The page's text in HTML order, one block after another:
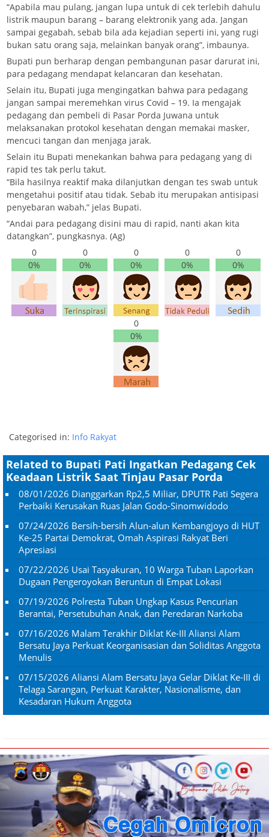
“Apabila mau pulang, jangan lupa untuk di cek terlebih dahulu
listrik maupun barang – barang elektronik yang ada. Jangan
sampai gegabah, sebab bila ada kejadian seperti ini, yang rugi
bukan satu orang saja, melainkan banyak orang”, imbaunya.
Bupati pun berharap dengan pembangunan pasar darurat ini,
para pedagang mendapat kelancaran dan kesehatan.
Selain itu, Bupati juga mengingatkan bahwa para pedagang
jangan sampai meremehkan virus Covid – 19. Ia mengajak
pedagang dan pembeli di Pasar Porda Juwana untuk
melaksanakan protokol kesehatan dengan memakai masker,
mencuci tangan dan menjaga jarak.
Selain itu Bupati menekankan bahwa para pedagang yang di
rapid tes tak perlu takut.
“Bila hasilnya reaktif maka dilanjutkan dengan tes swab untuk
mengetahui positif atau tidak. Sebab itu merupakan antisipasi
penyebaran wabah,” jelas Bupati.
“Andai para pedagang disini mau di rapid, nanti akan kita
datangkan”, pungkasnya. (Ag)
0
0%
0
0%
0
0%
0
0%
0
0%
0
0%
Categorised in: Info Rakyat
Related to Bupati Pati Ingatkan Pedagang Cek
Keadaan Listrik Saat Tinjau Pasar Porda
08/01/2026 Dianggarkan Rp2,5 Miliar, DPUTR Pati Segera
Perbaiki Kerusakan Ruas Jalan Godo-Sinomwidodo
07/24/2026 Bersih-bersih Alun-alun Kembangjoyo di HUT
Ke-25 Partai Demokrat, Omah Aspirasi Rakyat Beri
Apresiasi
07/22/2026 Usai Tasyakuran, 10 Warga Tuban Laporkan
Dugaan Pengeroyokan Beruntun di Empat Lokasi
07/19/2026 Polresta Tuban Ungkap Kasus Pencurian
Berantai, Persetubuhan Anak, dan Peredaran Narkoba
07/16/2026 Malam Terakhir Diklat Ke-III Aliansi Alam
Bersatu Jaya Perkuat Keorganisasian dan Soliditas Anggota
Menulis
07/15/2026 Aliansi Alam Bersatu Jaya Gelar Diklat Ke-III di
Telaga Sarangan, Perkuat Karakter, Nasionalisme, dan
Kesadaran Hukum Anggota